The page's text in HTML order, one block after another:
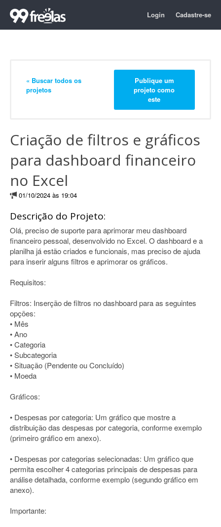
Login Cadastre-se
« Buscar todos os
projetos
Publique um
projeto como
este
Criação de filtros e gráficos
para dashboard financeiro
no Excel
01/10/2024 às 19:04
Descrição do Projeto:
Olá, preciso de suporte para aprimorar meu dashboard
financeiro pessoal, desenvolvido no Excel. O dashboard e a
planilha já estão criados e funcionais, mas preciso de ajuda
para inserir alguns filtros e aprimorar os gráficos.
Requisitos:
Filtros: Inserção de filtros no dashboard para as seguintes
opções:
• Mês
• Ano
• Categoria
• Subcategoria
• Situação (Pendente ou Concluído)
• Moeda
Gráficos:
• Despesas por categoria: Um gráfico que mostre a
distribuição das despesas por categoria, conforme exemplo
(primeiro gráfico em anexo).
• Despesas por categorias selecionadas: Um gráfico que
permita escolher 4 categorias principais de despesas para
análise detalhada, conforme exemplo (segundo gráfico em
anexo).
Importante: